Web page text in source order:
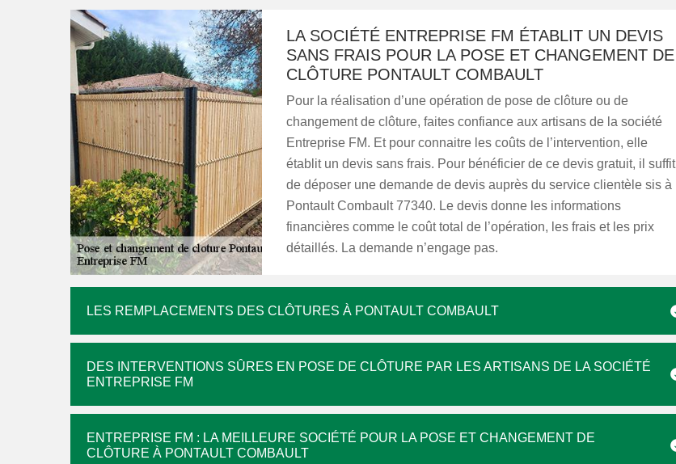
LA SOCIÉTÉ ENTREPRISE FM ÉTABLIT UN DEVIS
SANS FRAIS POUR LA POSE ET CHANGEMENT DE
CLÔTURE PONTAULT COMBAULT
Pour la réalisation d’une opération de pose de clôture ou de
changement de clôture, faites confiance aux artisans de la société
Entreprise FM. Et pour connaitre les coûts de l’intervention, elle
établit un devis sans frais. Pour bénéficier de ce devis gratuit, il suffit
de déposer une demande de devis auprès du service clientèle sis à
Pontault Combault 77340. Le devis donne les informations
financières comme le coût total de l’opération, les frais et les prix
détaillés. La demande n’engage pas.
LES REMPLACEMENTS DES CLÔTURES À PONTAULT COMBAULT
DES INTERVENTIONS SÛRES EN POSE DE CLÔTURE PAR LES ARTISANS DE LA SOCIÉTÉ
ENTREPRISE FM
ENTREPRISE FM : LA MEILLEURE SOCIÉTÉ POUR LA POSE ET CHANGEMENT DE
CLÔTURE À PONTAULT COMBAULT